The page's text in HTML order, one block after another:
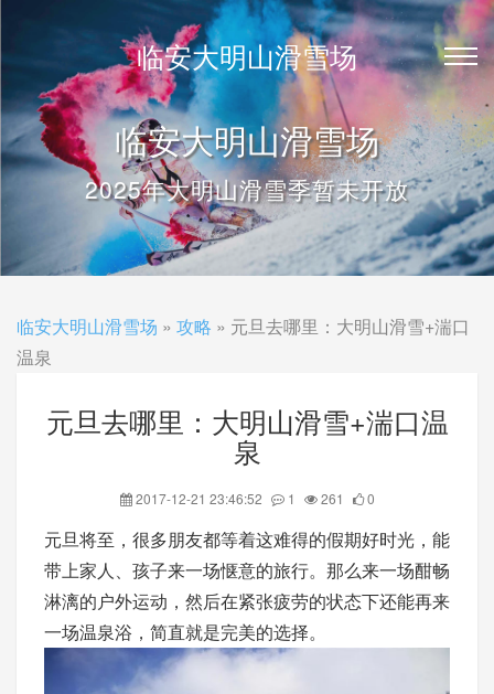
临安大明山滑雪场
临安大明山滑雪场
2025年大明山滑雪季暂未开放
临安大明山滑雪场 » 攻略 » 元旦去哪里：大明山滑雪+湍口
温泉
元旦去哪里：大明山滑雪+湍口温
泉
2017-12-21 23:46:52 1 261 0
元旦将至，很多朋友都等着这难得的假期好时光，能
带上家人、孩子来一场惬意的旅行。那么来一场酣畅
淋漓的户外运动，然后在紧张疲劳的状态下还能再来
一场温泉浴，简直就是完美的选择。